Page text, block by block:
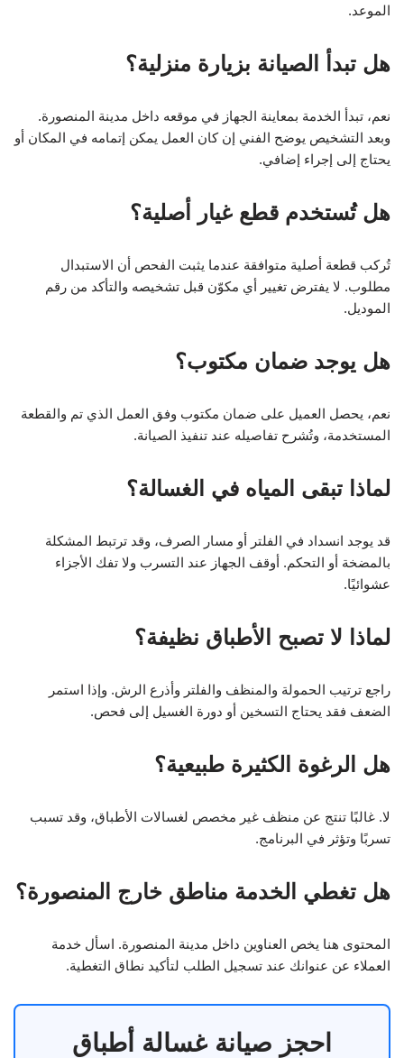
الموعد.
هل تبدأ الصيانة بزيارة منزلية؟
نعم، تبدأ الخدمة بمعاينة الجهاز في موقعه داخل مدينة المنصورة.
وبعد التشخيص يوضح الفني إن كان العمل يمكن إتمامه في المكان أو
يحتاج إلى إجراء إضافي.
هل تُستخدم قطع غيار أصلية؟
تُركب قطعة أصلية متوافقة عندما يثبت الفحص أن الاستبدال
مطلوب. لا يفترض تغيير أي مكوّن قبل تشخيصه والتأكد من رقم
الموديل.
هل يوجد ضمان مكتوب؟
نعم، يحصل العميل على ضمان مكتوب وفق العمل الذي تم والقطعة
المستخدمة، وتُشرح تفاصيله عند تنفيذ الصيانة.
لماذا تبقى المياه في الغسالة؟
قد يوجد انسداد في الفلتر أو مسار الصرف، وقد ترتبط المشكلة
بالمضخة أو التحكم. أوقف الجهاز عند التسرب ولا تفك الأجزاء
عشوائيًا.
لماذا لا تصبح الأطباق نظيفة؟
راجع ترتيب الحمولة والمنظف والفلتر وأذرع الرش. وإذا استمر
الضعف فقد يحتاج التسخين أو دورة الغسيل إلى فحص.
هل الرغوة الكثيرة طبيعية؟
لا. غالبًا تنتج عن منظف غير مخصص لغسالات الأطباق، وقد تسبب
تسربًا وتؤثر في البرنامج.
هل تغطي الخدمة مناطق خارج المنصورة؟
المحتوى هنا يخص العناوين داخل مدينة المنصورة. اسأل خدمة
العملاء عن عنوانك عند تسجيل الطلب لتأكيد نطاق التغطية.
احجز صيانة غسالة أطباق